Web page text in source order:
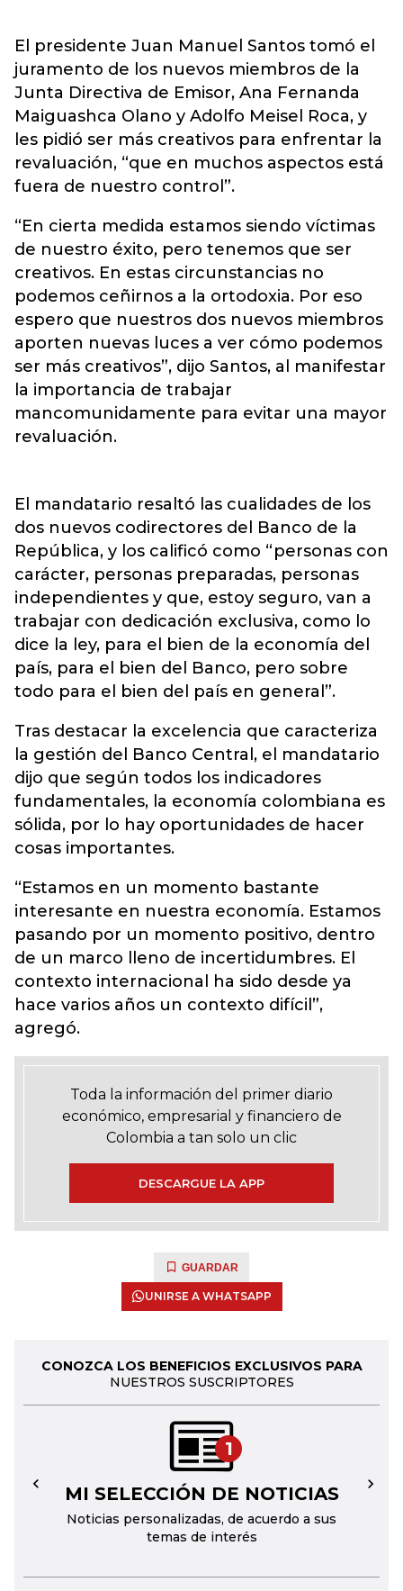
El presidente Juan Manuel Santos tomó el
juramento de los nuevos miembros de la
Junta Directiva de Emisor, Ana Fernanda
Maiguashca Olano y Adolfo Meisel Roca, y
les pidió ser más creativos para enfrentar la
revaluación, “que en muchos aspectos está
fuera de nuestro control”.
“En cierta medida estamos siendo víctimas
de nuestro éxito, pero tenemos que ser
creativos. En estas circunstancias no
podemos ceñirnos a la ortodoxia. Por eso
espero que nuestros dos nuevos miembros
aporten nuevas luces a ver cómo podemos
ser más creativos”, dijo Santos, al manifestar
la importancia de trabajar
mancomunidamente para evitar una mayor
revaluación.
El mandatario resaltó las cualidades de los
dos nuevos codirectores del Banco de la
República, y los calificó como “personas con
carácter, personas preparadas, personas
independientes y que, estoy seguro, van a
trabajar con dedicación exclusiva, como lo
dice la ley, para el bien de la economía del
país, para el bien del Banco, pero sobre
todo para el bien del país en general”.
Tras destacar la excelencia que caracteriza
la gestión del Banco Central, el mandatario
dijo que según todos los indicadores
fundamentales, la economía colombiana es
sólida, por lo hay oportunidades de hacer
cosas importantes.
“Estamos en un momento bastante
interesante en nuestra economía. Estamos
pasando por un momento positivo, dentro
de un marco lleno de incertidumbres. El
contexto internacional ha sido desde ya
hace varios años un contexto difícil”,
agregó.
Toda la información del primer diario
económico, empresarial y financiero de
Colombia a tan solo un clic
DESCARGUE LA APP
GUARDAR
UNIRSE A WHATSAPP
CONOZCA LOS BENEFICIOS EXCLUSIVOS PARA
NUESTROS SUSCRIPTORES
1
MI SELECCIÓN DE NOTICIAS
Noticias personalizadas, de acuerdo a sus
temas de interés
← →